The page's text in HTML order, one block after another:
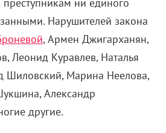
Нарушителей закона
, Армен Джигарханян,
Леонид Куравлев, Наталья
Шиловский, Марина Неелова,
Александр
другие.